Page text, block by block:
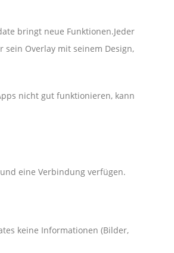
bringt neue Funktionen.Jeder
Overlay mit seinem Design,
nicht gut funktionieren, kann
eine Verbindung verfügen.
keine Informationen (Bilder,